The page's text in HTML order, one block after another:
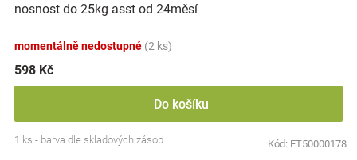
nosnost do 25kg asst od 24měsí
momentálně nedostupné (2 ks)
598 Kč
Do košíku
1 ks - barva dle skladových zásob Kód: ET50000178